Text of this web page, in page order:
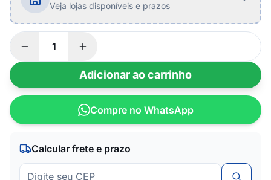
Veja lojas disponíveis e prazos
Adicionar ao carrinho
Compre no WhatsApp
Calcular frete e prazo